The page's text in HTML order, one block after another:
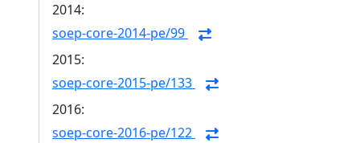
2014:
soep-core-2014-pe/99
2015:
soep-core-2015-pe/133
2016:
soep-core-2016-pe/122